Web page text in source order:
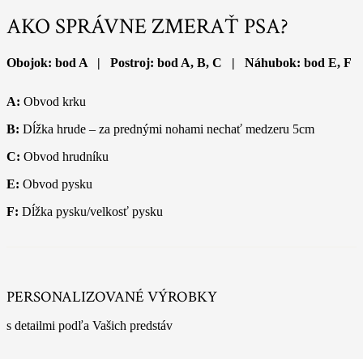
AKO SPRÁVNE ZMERAŤ PSA?
Obojok: bod A | Postroj: bod A, B, C | Náhubok: bod E, F
A: Obvod krku
B: Dĺžka hrude – za prednými nohami nechať medzeru 5cm
C: Obvod hrudníku
E: Obvod pysku
F: Dĺžka pysku/velkosť pysku
PERSONALIZOVANÉ VÝROBKY
s detailmi podľa Vašich predstáv